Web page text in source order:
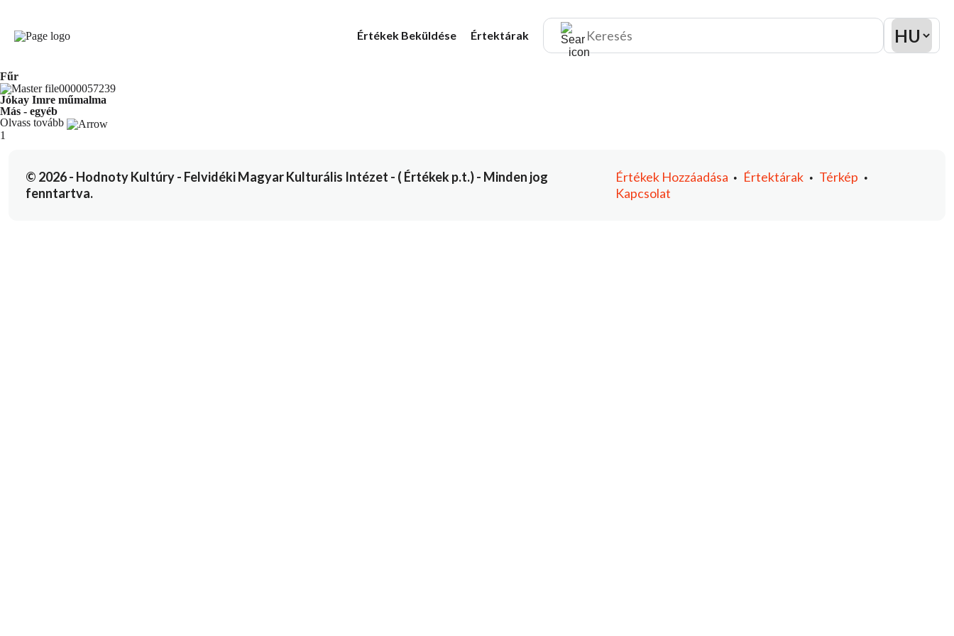
Értékek Beküldése Értektárak
Fűr
Jókay Imre műmalma
Más - egyéb
Olvass tovább
You're currently reading page
1
© 2026 - Hodnoty Kultúry - Felvidéki Magyar Kulturális Intézet - ( Értékek p.t.) - Minden jog
fenntartva.
Értékek Hozzáadása • Értektárak • Térkép •
Kapcsolat